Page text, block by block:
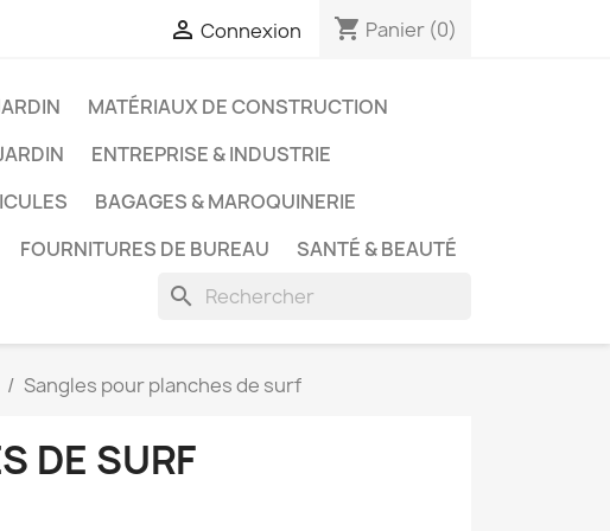
 Connexion shopping_cart Panier (0)
MATÉRIAUX DE CONSTRUCTION
ENTREPRISE & INDUSTRIE
BAGAGES & MAROQUINERIE
FOURNITURES DE BUREAU SANTÉ & BEAUTÉ
search
Sangles pour planches de surf
DE SURF